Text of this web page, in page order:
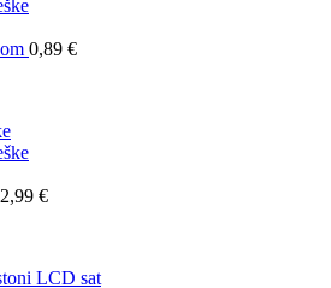
0,89 €
2,99 €